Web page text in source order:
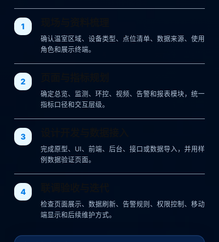
确认温室区域、设备类型、点位清单、数据来源、使用
角色和展示终端。
确定总览、监测、环控、视频、告警和报表模块，统一
指标口径和交互层级。
完成原型、UI、前端、后台、接口或数据导入，并用样
例数据验证页面。
检查页面展示、数据刷新、告警规则、权限控制、移动
端显示和后续维护方式。